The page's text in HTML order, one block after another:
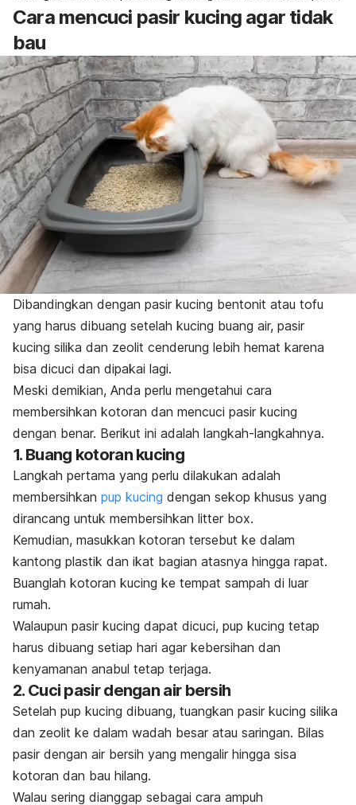
Cara mencuci pasir kucing agar tidak
bau
Dibandingkan dengan pasir kucing bentonit atau tofu
yang harus dibuang setelah kucing buang air, pasir
kucing silika dan zeolit cenderung lebih hemat karena
bisa dicuci dan dipakai lagi.
Meski demikian, Anda perlu mengetahui cara
membersihkan kotoran dan mencuci pasir kucing
dengan benar. Berikut ini adalah langkah-langkahnya.
1. Buang kotoran kucing
Langkah pertama yang perlu dilakukan adalah
membersihkan pup kucing dengan sekop khusus yang
dirancang untuk membersihkan litter box.
Kemudian, masukkan kotoran tersebut ke dalam
kantong plastik dan ikat bagian atasnya hingga rapat.
Buanglah kotoran kucing ke tempat sampah di luar
rumah.
Walaupun pasir kucing dapat dicuci, pup kucing tetap
harus dibuang setiap hari agar kebersihan dan
kenyamanan anabul tetap terjaga.
2. Cuci pasir dengan air bersih
Setelah pup kucing dibuang, tuangkan pasir kucing silika
dan zeolit ke dalam wadah besar atau saringan. Bilas
pasir dengan air bersih yang mengalir hingga sisa
kotoran dan bau hilang.
Walau sering dianggap sebagai cara ampuh